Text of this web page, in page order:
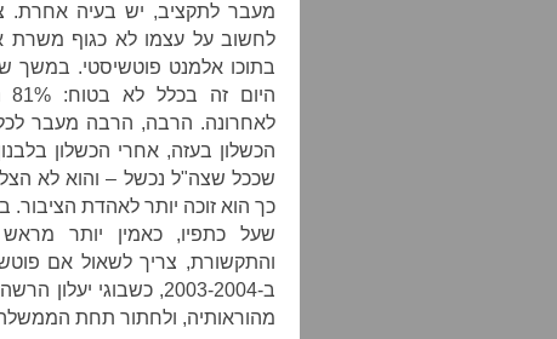
מעבר לתקציב, יש בעיה
לחשוב על עצמו לא כגוף משרת
בתוכו אלמנט פוטשיסטי. במשך
היום זה בכלל לא בטוח: 81% מהציבור
לאחרונה. הרבה, הרבה מעבר
הכשלון בעזה, אחרי הכשלון
כך הוא זוכה יותר לאהדת
שעל כתפיו, כאמין יותר
והתקשורת, צריך לשאול אם
ב-2003-2004, כשבוגי
מהוראותיה, ולחתור תחת